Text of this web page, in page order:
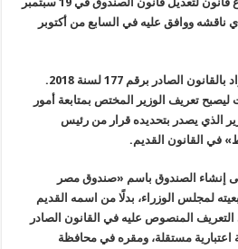
ناقشه ووافق عليه في السابع من أكتوبر
تضمن المشروع تعديل ثلاث مواد بالقانون الصادر برقم 177 لسنة 2018.
(1) التي عُدّلت ليصبح تعريف الوزير المختص بمتابعة أمور
الذي يصدر بتحديده قرار من رئيس
في القانون القديم.
النص على إنشاء الصندوق باسم «صندوق مصر
لمجلس الوزراء، بدلًا من اسمه القديم
المنصوص عليه في القانون الصادر
اعتبارية مستقلة، ومقره في محافظة